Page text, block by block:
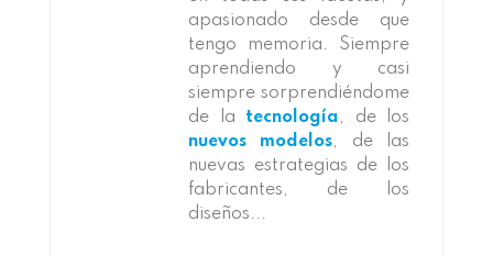
apasionado desde que
tengo memoria. Siempre
aprendiendo y casi
siempre sorprendiéndome
de la tecnología, de los
nuevos modelos, de las
nuevas estrategias de los
fabricantes, de los
diseños...